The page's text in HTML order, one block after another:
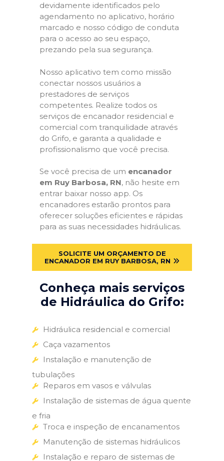
devidamente identificados pelo
agendamento no aplicativo, horário
marcado e nosso código de conduta
para o acesso ao seu espaço,
prezando pela sua segurança.
Nosso aplicativo tem como missão
conectar nossos usuários a
prestadores de serviços
competentes. Realize todos os
serviços de encanador residencial e
comercial com tranquilidade através
do Grifo, e garanta a qualidade e
profissionalismo que você precisa.
Se você precisa de um encanador
em Ruy Barbosa, RN, não hesite em
entrar baixar nosso app. Os
encanadores estarão prontos para
oferecer soluções eficientes e rápidas
para as suas necessidades hidráulicas.
SOLICITE UM ORÇAMENTO DE
ENCANADOR EM RUY BARBOSA, RN
Conheça mais serviços
de Hidráulica do Grifo:
Hidráulica residencial e comercial
Caça vazamentos
Instalação e manutenção de
tubulações
Reparos em vasos e válvulas
Instalação de sistemas de água quente
e fria
Troca e inspeção de encanamentos
Manutenção de sistemas hidráulicos
Instalação e reparo de sistemas de